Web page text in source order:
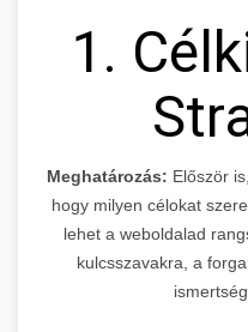
1.
Meghatározás: Először
hogy milyen célokat
lehet a weboldalad
kulcsszavakra, a